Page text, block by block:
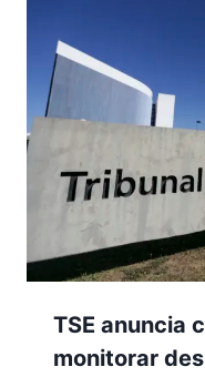
TSE anuncia
monitorar